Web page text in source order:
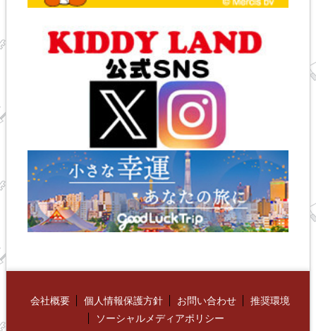
会社概要 個人情報保護方針 お問い合わせ
推奨環境
ソーシャルメディアポリシー